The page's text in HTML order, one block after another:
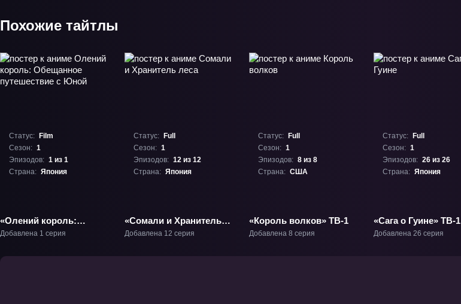
Похожие тайтлы
Статус:
Film
Сезон: 1
Эпизодов: 1 из 1
Страна: Япония
«Олений король:
Обещанное
Фильм-1
Добавлена 1 серия
Статус:
Full
Сезон: 1
Эпизодов: 12 из 12
Страна: Япония
«Сомали и Хранитель
леса» ТВ-1
Добавлена 12 серия
Статус:
Full
Сезон: 1
Эпизодов: 8 из 8
Страна: США
«Король волков» ТВ-1
Добавлена 8 серия
Статус:
Full
Сезон: 1
Эпизодов: 26 из 26
Страна: Япония
«Сага о Гуине» ТВ-1
Добавлена 26 серия